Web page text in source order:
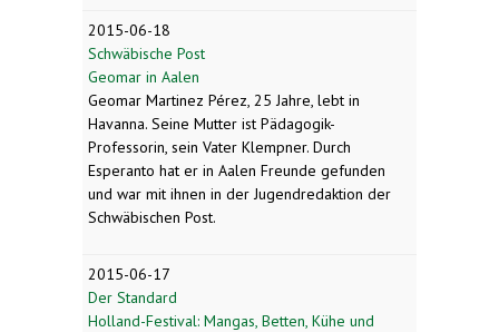
2015-06-18
Schwäbische Post
Geomar in Aalen
Geomar Martinez Pérez, 25 Jahre, lebt in
Havanna. Seine Mutter ist Pädagogik-
Professorin, sein Vater Klempner. Durch
Esperanto hat er in Aalen Freunde gefunden
und war mit ihnen in der Jugendredaktion der
Schwäbischen Post.
2015-06-17
Der Standard
Holland-Festival: Mangas, Betten, Kühe und